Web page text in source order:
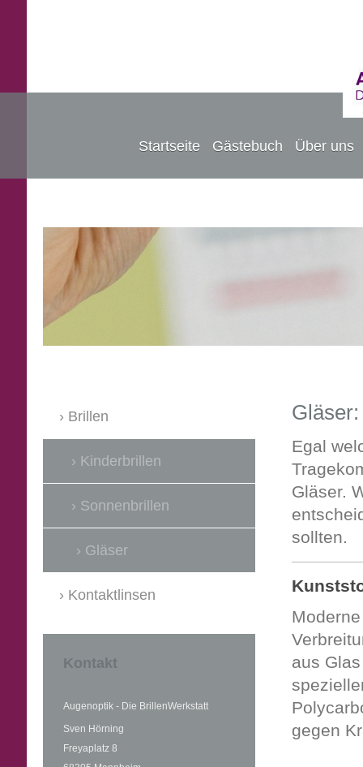
Startseite Gästebuch Über uns
Egal
Gläser.
sollten.
aus
gegen
Brillen
Kinderbrillen
Sonnenbrillen
Gläser
Kontaktlinsen
Kontakt
Augenoptik - Die BrillenWerkstatt
Sven Hörning
Freyaplatz 8